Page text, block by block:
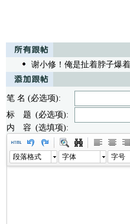
谢小修！俺是扯着脖子爆
笔 名 (必选项):
标 题 (必选项):
内 容 (选填项):
段落格式 字体 字号